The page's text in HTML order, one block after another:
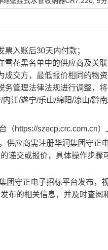
入账后30天内付款；
花黑名单中的供应商及关联
交方，最低报价相同的物
管理法律法规进行调整，
江/遂宁/乐山/绵阳/凉山/黔
（https://szecp.crc.com.cn）
供应商需注册华润集团守正
递交或报价，具体操作步
团守正电子招标平台发布
布的相关信息，并及时查阅